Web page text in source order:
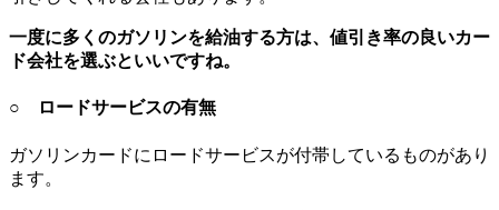
一度に多くのガソリンを給油する方は、値引き率の良いカー
ド会社を選ぶといいですね。
○ ロードサービスの有無
ガソリンカードにロードサービスが付帯しているものがあり
ます。